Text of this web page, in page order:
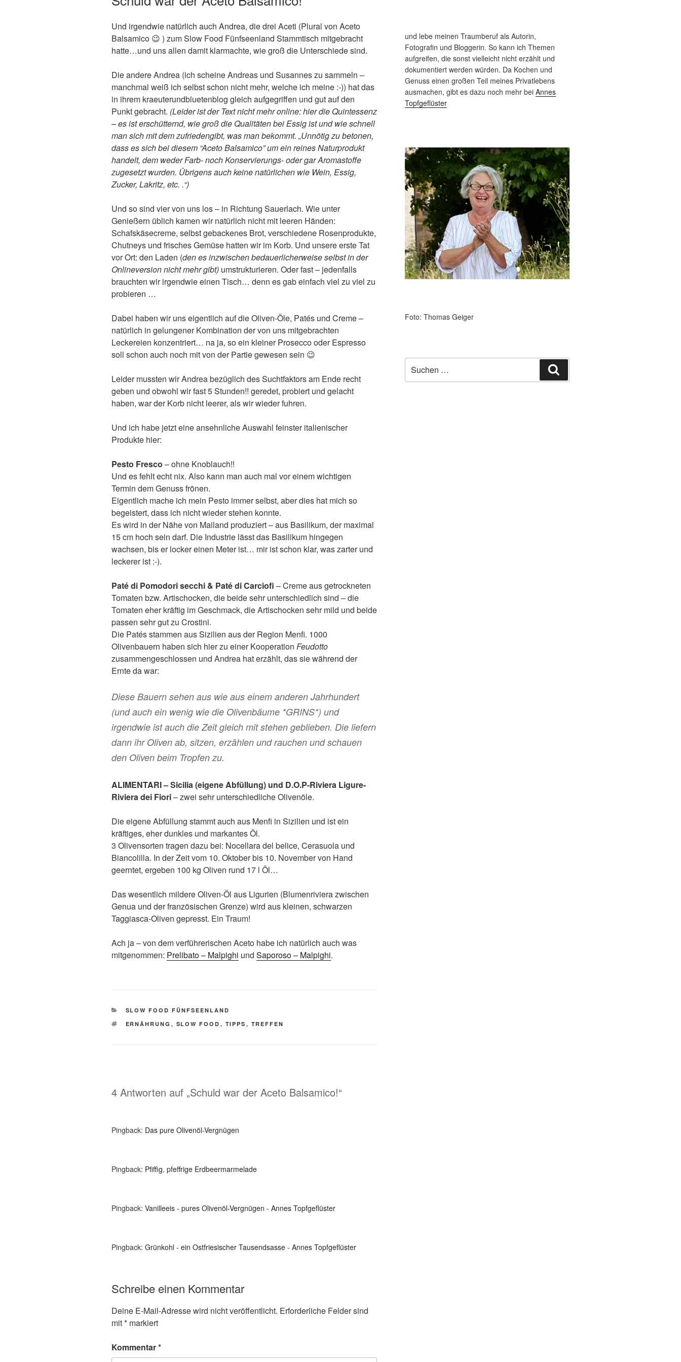
Und irgendwie natürlich auch Andrea, die drei Aceti (Plural von Aceto
Balsamico 😉 ) zum Slow Food Fünfseenland Stammtisch mitgebracht
hatte…und uns allen damit klarmachte, wie groß die Unterschiede sind.
Die andere Andrea (ich scheine Andreas und Susannes zu sammeln –
manchmal weiß ich selbst schon nicht mehr, welche ich meine :-)) hat das
in ihrem kraeuterundbluetenblog gleich aufgegriffen und gut auf den
Punkt gebracht. (Leider ist der Text nicht mehr online: hier die Quintessenz
– es ist erschütternd, wie groß die Qualitäten bei Essig ist und wie schnell
man sich mit dem zufriedengibt, was man bekommt. „Unnötig zu betonen,
dass es sich bei diesem “Aceto Balsamico” um ein reines Naturprodukt
handelt, dem weder Farb- noch Konservierungs- oder gar Aromastoffe
zugesetzt wurden. Übrigens auch keine natürlichen wie Wein, Essig,
Zucker, Lakritz, etc. .“)
Und so sind vier von uns los – in Richtung Sauerlach. Wie unter
Genießern üblich kamen wir natürlich nicht mit leeren Händen:
Schafskäsecreme, selbst gebackenes Brot, verschiedene Rosenprodukte,
Chutneys und frisches Gemüse hatten wir im Korb. Und unsere erste Tat
vor Ort: den Laden (den es inzwischen bedauerlicherweise selbst in der
Onlineversion nicht mehr gibt) umstrukturieren. Oder fast – jedenfalls
brauchten wir irgendwie einen Tisch… denn es gab einfach viel zu viel zu
probieren …
Dabei haben wir uns eigentlich auf die Oliven-Öle, Patés und Creme –
natürlich in gelungener Kombination der von uns mitgebrachten
Leckereien konzentriert… na ja, so ein kleiner Prosecco oder Espresso
soll schon auch noch mit von der Partie gewesen sein 😉
Leider mussten wir Andrea bezüglich des Suchtfaktors am Ende recht
geben und obwohl wir fast 5 Stunden!! geredet, probiert und gelacht
haben, war der Korb nicht leerer, als wir wieder fuhren.
Und ich habe jetzt eine ansehnliche Auswahl feinster italienischer
Produkte hier:
Pesto Fresco – ohne Knoblauch!!
Und es fehlt echt nix. Also kann man auch mal vor einem wichtigen
Termin dem Genuss frönen.
Eigentlich mache ich mein Pesto immer selbst, aber dies hat mich so
begeistert, dass ich nicht wieder stehen konnte.
Es wird in der Nähe von Mailand produziert – aus Basilikum, der maximal
15 cm hoch sein darf. Die Industrie lässt das Basilikum hingegen
wachsen, bis er locker einen Meter ist… mir ist schon klar, was zarter und
leckerer ist :-).
Paté di Pomodori secchi & Paté di Carciofi – Creme aus getrockneten
Tomaten bzw. Artischocken, die beide sehr unterschiedlich sind – die
Tomaten eher kräftig im Geschmack, die Artischocken sehr mild und beide
passen sehr gut zu Crostini.
Die Patés stammen aus Sizilien aus der Region Menfi. 1000
Olivenbauern haben sich hier zu einer Kooperation Feudotto
zusammengeschlossen und Andrea hat erzählt, das sie während der
Ernte da war:
Diese Bauern sehen aus wie aus einem anderen Jahrhundert
(und auch ein wenig wie die Olivenbäume *GRINS*) und
irgendwie ist auch die Zeit gleich mit stehen geblieben. Die liefern
dann ihr Oliven ab, sitzen, erzählen und rauchen und schauen
den Oliven beim Tropfen zu.
ALIMENTARI – Sicilia (eigene Abfüllung) und D.O.P-Riviera Ligure-
Riviera dei Fiori– zwei sehr unterschiedliche Olivenöle.
Die eigene Abfüllung stammt auch aus Menfi in Sizilien und ist ein
kräftiges, eher dunkles und markantes Öl.
3 Olivensorten tragen dazu bei: Nocellara del belice, Cerasuola und
Biancolilla. In der Zeit vom 10. Oktober bis 10. November von Hand
geerntet, ergeben 100 kg Oliven rund 17 l Öl…
Das wesentlich mildere Oliven-Öl aus Ligurien (Blumenriviera zwischen
Genua und der französischen Grenze) wird aus kleinen, schwarzen
Taggiasca-Oliven gepresst. Ein Traum!
Ach ja – von dem verführerischen Aceto habe ich natürlich auch was
mitgenommen: Prelibato – Malpighi und Saporoso – Malpighi.
KATEGORIEN
SLOW FOOD FÜNFSEENLAND
SCHLAGWÖRTER
ERNÄHRUNG , SLOW FOOD , TIPPS , TREFFEN
4 Antworten auf „Schuld war der Aceto Balsamico!“
Pingback: Das pure Olivenöl-Vergnügen
Pingback: Pfiffig, pfeffrige Erdbeermarmelade
Pingback: Vanilleeis - pures Olivenöl-Vergnügen - Annes Topfgeflüster
Pingback: Grünkohl - ein Ostfriesischer Tausendsasse - Annes Topfgeflüster
Schreibe einen Kommentar
Deine E-Mail-Adresse wird nicht veröffentlicht. Erforderliche Felder sind
mit* markiert
Kommentar*
und lebe meinen Traumberuf als Autorin,
Fotografin und Bloggerin. So kann ich Themen
aufgreifen, die sonst vielleicht nicht erzählt und
dokumentiert werden würden. Da Kochen und
Genuss einen großen Teil meines Privatlebens
ausmachen, gibt es dazu noch mehr bei Annes
Topfgeflüster
Foto: Thomas Geiger
nach: